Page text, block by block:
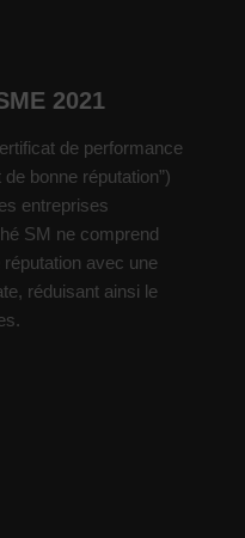
2021
de performance
bonne réputation”)
entreprises
SM ne comprend
avec une
réduisant ainsi le